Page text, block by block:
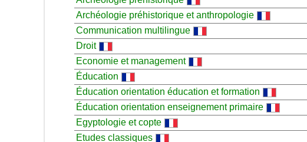
Archéologie préhistorique et anthropologie
Communication multilingue
Droit
Economie et management
Éducation
Éducation orientation éducation et formation
Éducation orientation enseignement primaire
Egyptologie et copte
Etudes classiques